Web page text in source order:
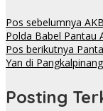
Pos sebelumnya
Polda Babel Pantau
Pos berikutnya
Yan di Pangkalpinang
Posting